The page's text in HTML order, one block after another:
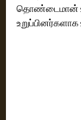
தொண்டைமான்